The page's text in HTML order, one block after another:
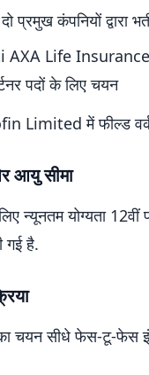
प्रमुख कंपनियों द्वारा
Life Insurance
पदों के लिए चयन
Limited में फील्ड वर्क
आयु सीमा
न्यूनतम योग्यता
गई है.
का चयन सीधे फेस-टू-फेस